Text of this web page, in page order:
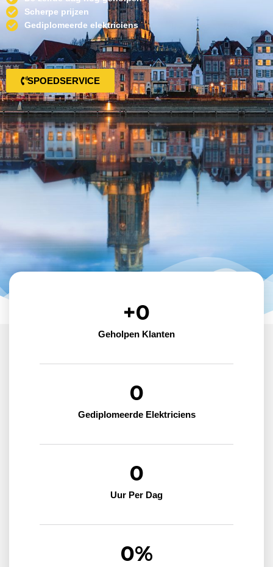
Scherpe prijzen
Gediplomeerde elektriciens
SPOEDSERVICE
Geholpen Klanten
+0
Gediplomeerde Elektriciens
0
Uur Per Dag
0
0%